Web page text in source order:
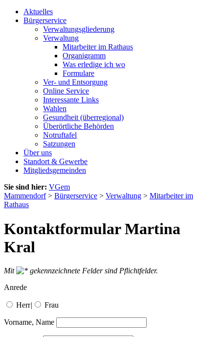
Aktuelles
Bürgerservice
Verwaltungsgliederung
Verwaltung
Mitarbeiter im Rathaus
Organigramm
Was erledige ich wo
Formulare
Ver- und Entsorgung
Online Service
Interessante Links
Wahlen
Gesundheit (überregional)
Überörtliche Behörden
Notruftafel
Satzungen
Über uns
Standort & Gewerbe
Mitgliedsgemeinden
Sie sind hier: VGem
Mammendorf> Bürgerservice > Verwaltung > Mitarbeiter im
Rathaus
Kontaktformular Martina
Kral
Mit
gekennzeichnete Felder sind Pflichtfelder.
Anrede
Herr| Frau
Vorname, Name